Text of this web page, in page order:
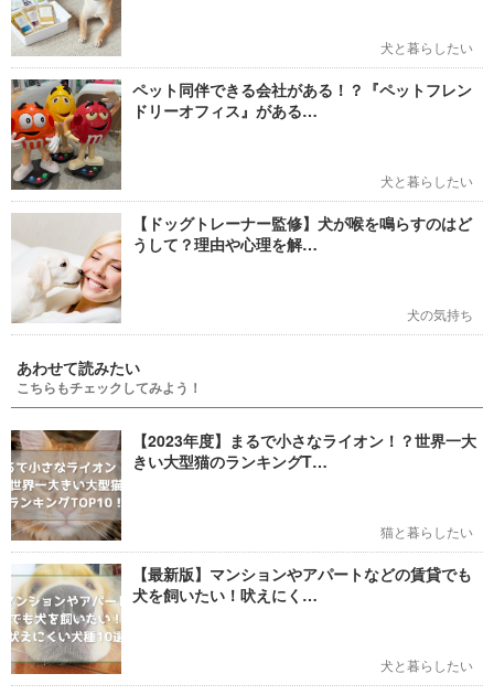
犬と暮らしたい
ペット同伴できる会社がある！？『ペットフレン
ドリーオフィス』がある…
犬と暮らしたい
【ドッグトレーナー監修】犬が喉を鳴らすのはど
うして？理由や心理を解…
犬の気持ち
あわせて読みたい
こちらもチェックしてみよう！
【2023年度】まるで小さなライオン！？世界一大
きい大型猫のランキングT…
猫と暮らしたい
【最新版】マンションやアパートなどの賃貸でも
犬を飼いたい！吠えにく…
犬と暮らしたい